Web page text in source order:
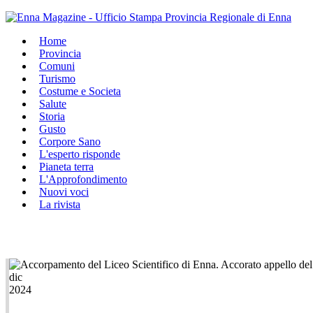
Home
Provincia
Comuni
Turismo
Costume e Societa
Salute
Storia
Gusto
Corpore Sano
L'esperto risponde
Pianeta terra
L'Approfondimento
Nuovi voci
La rivista
dic
2024